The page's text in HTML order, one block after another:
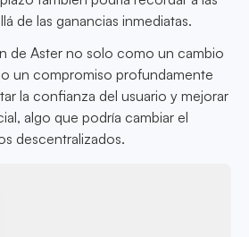
de las ganancias inmediatas.
de Aster no solo como un cambio
un compromiso profundamente
la confianza del usuario y mejorar
algo que podría cambiar el
descentralizados.